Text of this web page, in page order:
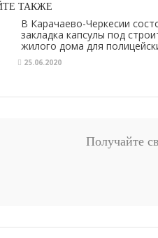
ТАКЖЕ
В Карачаево-Черкесии
закладка капсулы под
жилого дома для
25.06.2020
Получайте